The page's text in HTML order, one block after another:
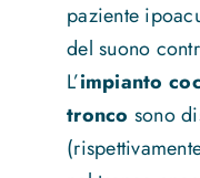
paziente
del suono
L’impianto
tronco sono